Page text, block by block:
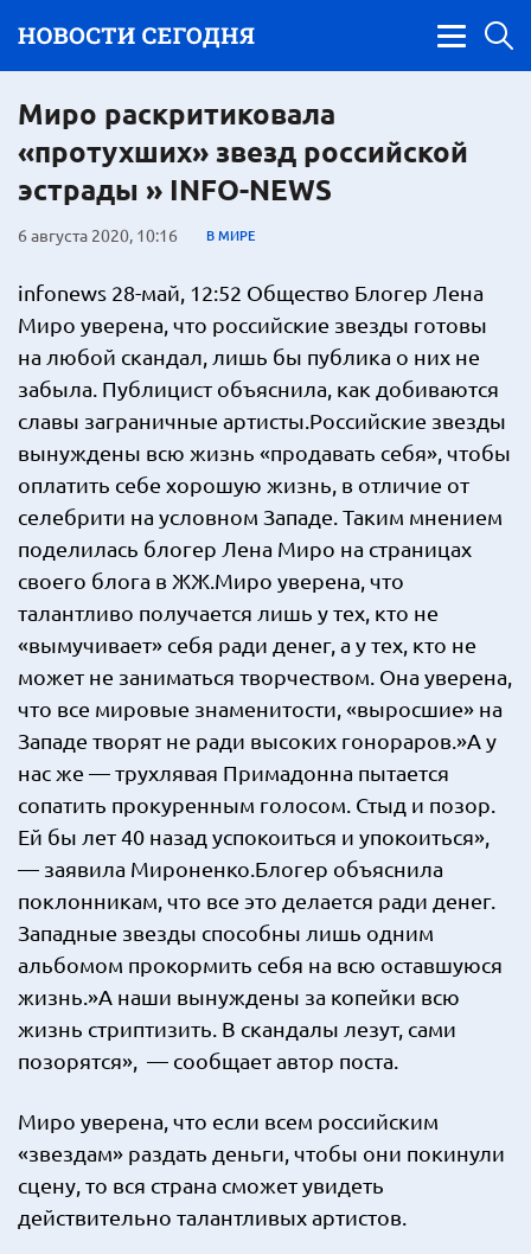
Миро раскритиковала
«протухших» звезд российской
эстрады » INFO-NEWS
6 августа 2020, 10:16 В МИРЕ
infonews 28-май, 12:52 Общество Блогер Лена
Миро уверена, что российские звезды готовы
на любой скандал, лишь бы публика о них не
забыла. Публицист объяснила, как добиваются
славы заграничные артисты.Российские звезды
вынуждены всю жизнь «продавать себя», чтобы
оплатить себе хорошую жизнь, в отличие от
селебрити на условном Западе. Таким мнением
поделилась блогер Лена Миро на страницах
своего блога в ЖЖ.Миро уверена, что
талантливо получается лишь у тех, кто не
«вымучивает» себя ради денег, а у тех, кто не
может не заниматься творчеством. Она уверена,
что все мировые знаменитости, «выросшие» на
Западе творят не ради высоких гонораров.»А у
нас же — трухлявая Примадонна пытается
сопатить прокуренным голосом. Стыд и позор.
Ей бы лет 40 назад успокоиться и упокоиться»,
— заявила Мироненко.Блогер объяснила
поклонникам, что все это делается ради денег.
Западные звезды способны лишь одним
альбомом прокормить себя на всю оставшуюся
жизнь.»А наши вынуждены за копейки всю
жизнь стриптизить. В скандалы лезут, сами
позорятся», — сообщает автор поста.
Миро уверена, что если всем российским
«звездам» раздать деньги, чтобы они покинули
сцену, то вся страна сможет увидеть
действительно талантливых артистов.